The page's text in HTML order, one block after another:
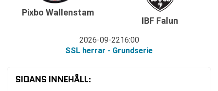
Pixbo Wallenstam
2026-09-2216:00
SSL herrar - Grundserie
IBF Falun
SIDANS INNEHÅLL: